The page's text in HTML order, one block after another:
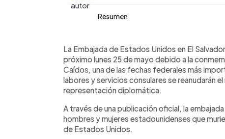
Resumen
► Escuchar artículo
La Embajada de Estados Unidos en El
cerrada el lunes 25 de mayo debido a
o Día de los Caídos, una fecha federal
estadounidenses fallecidos en
administrativos serán reanudados el
patrióticas más importantes de
homenajes, ceremonias militares y
quienes murieron en conflictos armados.
La Embajada de Estados Unidos en El
próximo lunes 25 de mayo debido a la
Caídos, una de las fechas federales más
labores y servicios consulares se reanudarán
representación diplomática.
A través de una publicación oficial, la
hombres y mujeres estadounidenses que
de Estados Unidos.